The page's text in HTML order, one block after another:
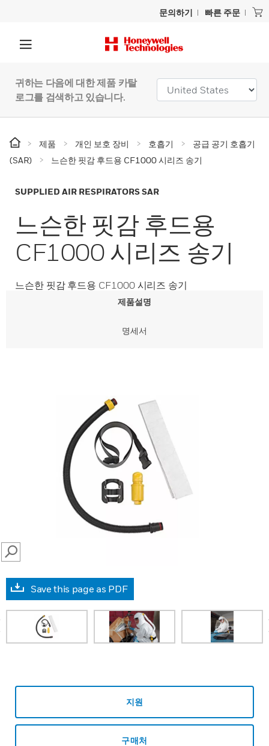
문의하기 빠른 주문
귀하는 다음에 대한 제품 카탈
로그를 검색하고 있습니다.
제품 개인 보호 장비 호흡기
공급 공기 호흡기
(SAR)
느슨한 핏감 후드용 CF1000 시리즈 송기
SUPPLIED AIR RESPIRATORS SAR
느슨한 핏감 후드용
CF1000 시리즈 송기
느슨한 핏감 후드용 CF1000 시리즈 송기
제품설명
명세서
SEARCH
Save this page as PDF
지원
구매처